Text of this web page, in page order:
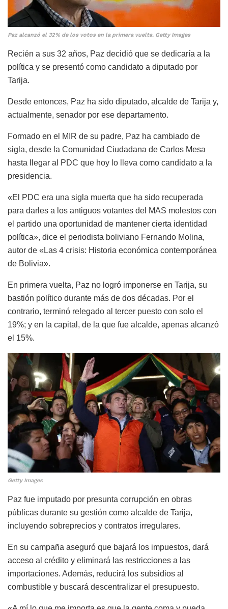
Paz alcanzó el 32% de los votos en la primera vuelta. Getty Images
Recién a sus 32 años, Paz decidió que se dedicaría a la
política y se presentó como candidato a diputado por
Tarija.
Desde entonces, Paz ha sido diputado, alcalde de Tarija y,
actualmente, senador por ese departamento.
Formado en el MIR de su padre, Paz ha cambiado de
sigla, desde la Comunidad Ciudadana de Carlos Mesa
hasta llegar al PDC que hoy lo lleva como candidato a la
presidencia.
«El PDC era una sigla muerta que ha sido recuperada
para darles a los antiguos votantes del MAS molestos con
el partido una oportunidad de mantener cierta identidad
política», dice el periodista boliviano Fernando Molina,
autor de «Las 4 crisis: Historia económica contemporánea
de Bolivia».
En primera vuelta, Paz no logró imponerse en Tarija, su
bastión político durante más de dos décadas. Por el
contrario, terminó relegado al tercer puesto con solo el
19%; y en la capital, de la que fue alcalde, apenas alcanzó
el 15%.
Getty Images
Paz fue imputado por presunta corrupción en obras
públicas durante su gestión como alcalde de Tarija,
incluyendo sobreprecios y contratos irregulares.
En su campaña aseguró que bajará los impuestos, dará
acceso al crédito y eliminará las restricciones a las
importaciones. Además, reducirá los subsidios al
combustible y buscará descentralizar el presupuesto.